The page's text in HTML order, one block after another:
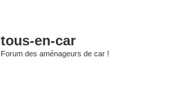
tous-en-car
Forum des aménageurs de car !